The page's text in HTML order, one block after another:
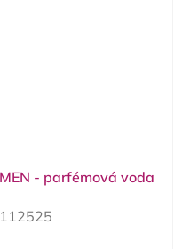
MEN - parfémová voda